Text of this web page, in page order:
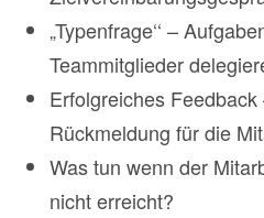
„Typenfrage‘‘ –
Teammitglieder
Erfolgreiches
Rückmeldung für die
Was tun wenn der
nicht erreicht?